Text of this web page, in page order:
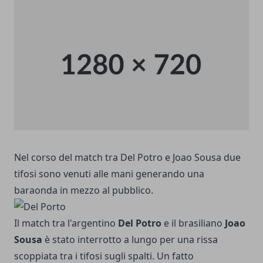
Nel corso del match tra Del Potro e Joao Sousa due
tifosi sono venuti alle mani generando una
baraonda in mezzo al pubblico.
Il match tra l'argentino Del Potro e il brasiliano Joao
Sousa è stato interrotto a lungo per una rissa
scoppiata tra i tifosi sugli spalti. Un fatto